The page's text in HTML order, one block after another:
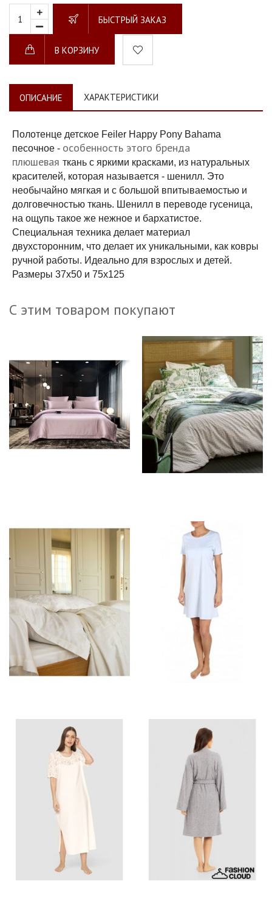
БЫСТРЫЙ ЗАКАЗ
В КОРЗИНУ
ОПИСАНИЕ ХАРАКТЕРИСТИКИ
Полотенце детское Feiler Happy Pony Bahama
песочное - особенность этого бренда
плюшевая ткань с яркими красками, из натуральных
красителей, которая называется - шенилл. Это
необычайно мягкая и с большой впитываемостью и
долговечностью ткань. Шенилл в переводе гусеница,
на ощупь такое же нежное и бархатистое.
Специальная техника делает материал
двухсторонним, что делает их уникальными, как ковры
ручной работы. Идеально для взрослых и детей.
Размеры 37х50 и 75х125
С этим товаром покупают